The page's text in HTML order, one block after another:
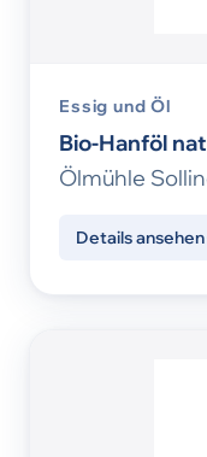
Essig und Öl
Bio-Hanföl
Ölmühle
Details ansehen